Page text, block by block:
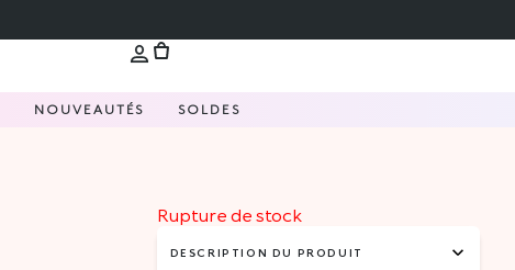
NOUVEAUTÉS SOLDES
Rupture de stock
DESCRIPTION DU PRODUIT